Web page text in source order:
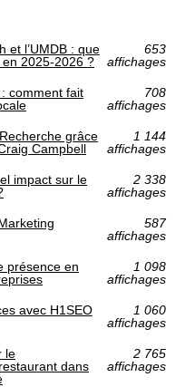
et l’UMDB : que
2025‑2026 ?
653
affichages
comment fait
708
affichages
grâce
Campbell
1 144
affichages
impact sur le
2 338
affichages
587
affichages
présence en
1 098
affichages
avec H1SEO
1 060
affichages
le
dans
2 765
affichages